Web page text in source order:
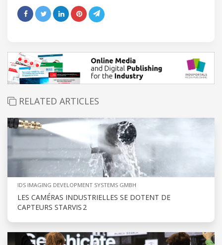
RELATED ARTICLES
IDS IMAGING DEVELOPMENT SYSTEMS GMBH
LES CAMÉRAS INDUSTRIELLES SE DOTENT DE
CAPTEURS STARVIS 2